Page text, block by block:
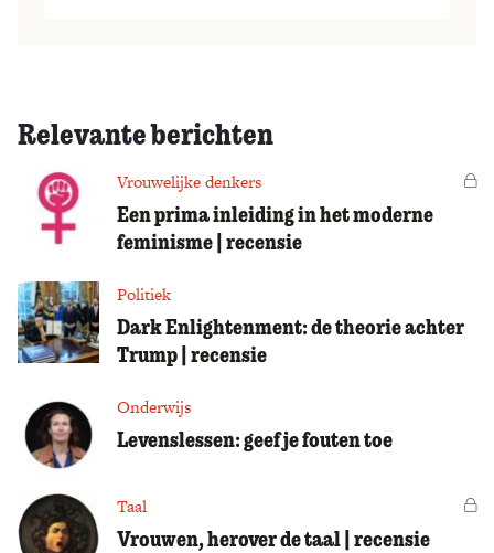
Relevante berichten
Vrouwelijke denkers
Een prima inleiding in het moderne
feminisme | recensie
Politiek
Dark Enlightenment: de theorie achter
Trump | recensie
Onderwijs
Levenslessen: geef je fouten toe
Taal
Vrouwen, herover de taal | recensie